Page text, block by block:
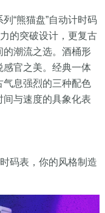
“熊猫盘”自动计时码
的突破设计，更复古
潮流之选。酒桶形
官之美。经典一体
息强烈的三种配色
与速度的具象化表
码表，你的风格制造